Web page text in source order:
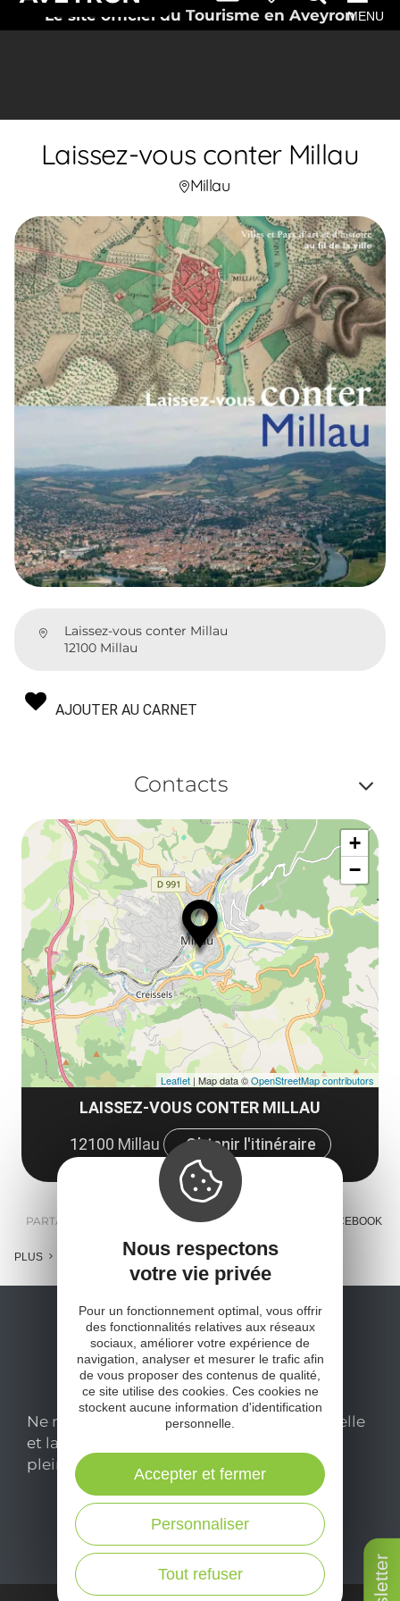
Le site officiel du Tourisme en AveyronMENU
Laissez-vous conter Millau
Millau
Laissez-vous conter Millau
12100 Millau
AJOUTER AU CARNET
Contacts
ou
LAISSEZ-VOUS CONTER MILLAU
12100 Millau
Obtenir l'itinéraire
+
−
Leaflet | Map data ©OpenStreetMap contributors
PARTAGER : MESSENGER FACEBOOK
PLUS
Ne manquez pas notre newsletter mensuelle
et laissez-vous inspirer pour profiter
pleinement de votre séjour en Aveyron.
Je m'abonne ici
Nous respectons
votre vie privée
Pour un fonctionnement optimal, vous offrir
des fonctionnalités relatives aux réseaux
sociaux, améliorer votre expérience de
navigation, analyser et mesurer le trafic afin
de vous proposer des contenus de qualité,
ce site utilise des cookies. Ces cookies ne
stockent aucune information d'identification
personnelle.
Tout refuser
Personnaliser
Accepter et fermer